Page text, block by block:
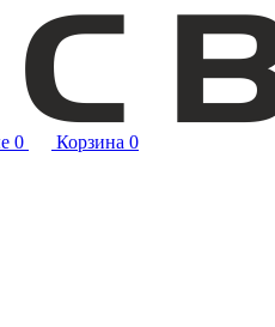
0 Корзина 0